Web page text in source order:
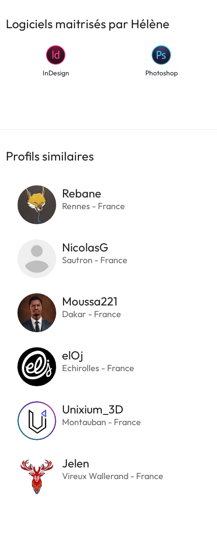
Logiciels maitrisés par Hélène
InDesign Photoshop
Profils similaires
Rebane
Rennes - France
NicolasG
Sautron - France
Moussa221
Dakar - France
elOj
Echirolles - France
Unixium_3D
Montauban - France
Jelen
Vireux Wallerand - France